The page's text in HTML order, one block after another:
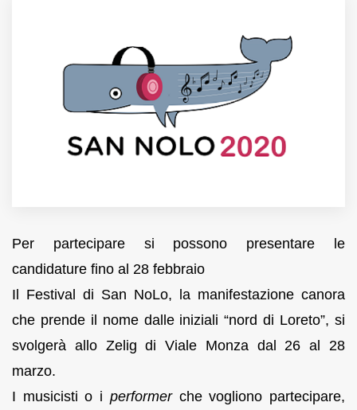
Inviateci le vostre segnalazioni
Iscriviti alla newsletter
EDB edizioni - Via Brivio angolo C.
Imbonati, 89 20159 Milano (Italia)
Informativa sulla privacy
Per partecipare si possono presentare le
candidature fino al 28 febbraio
Il Festival di San NoLo, la manifestazione canora
che prende il nome dalle iniziali “nord di Loreto”, si
svolgerà allo Zelig di Viale Monza dal 26 al 28
marzo.
I musicisti o i performer che vogliono partecipare,